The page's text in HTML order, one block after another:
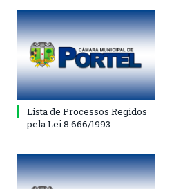
Lista de Processos Regidos
pela Lei 8.666/1993